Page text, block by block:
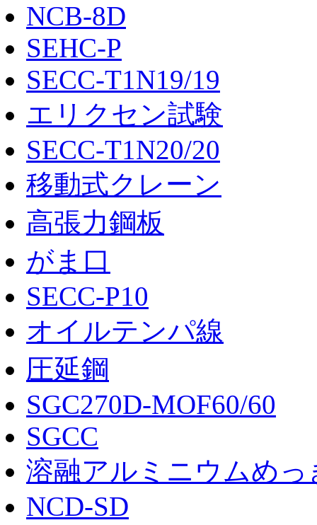
NCB-8D
SEHC-P
SECC-T1N19/19
エリクセン試験
SECC-T1N20/20
移動式クレーン
高張力鋼板
がま口
SECC-P10
オイルテンパ線
圧延鋼
SGC270D-MOF60/60
SGCC
溶融アルミニウムめっ
NCD-SD